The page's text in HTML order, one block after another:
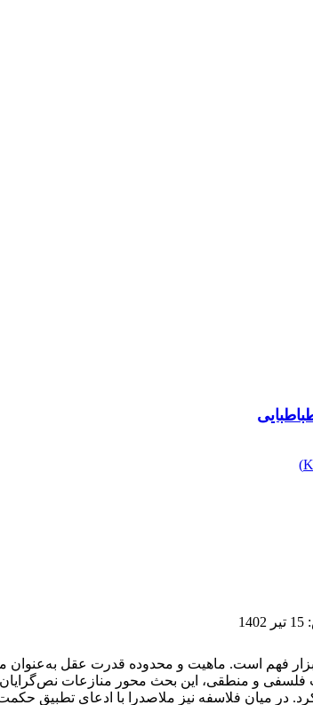
)
: 15 تیر 1402
فهم است. ماهیت و محدوده قدرت عقل به‌عنوان
و منطقی، این بحث محور منازعات
کرد. در میان فلاسفه نیز ملاصدرا با ادعای تطبیق